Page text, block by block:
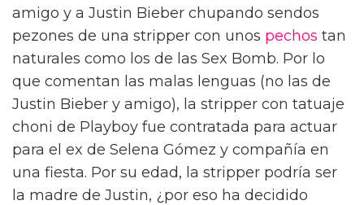
amigo y a Justin Bieber chupando sendos
pezones de una stripper con unos pechos tan
naturales como los de las Sex Bomb. Por lo
que comentan las malas lenguas (no las de
Justin Bieber y amigo), la stripper con tatuaje
choni de Playboy fue contratada para actuar
para el ex de Selena Gómez y compañía en
una fiesta. Por su edad, la stripper podría ser
la madre de Justin, ¿por eso ha decidido